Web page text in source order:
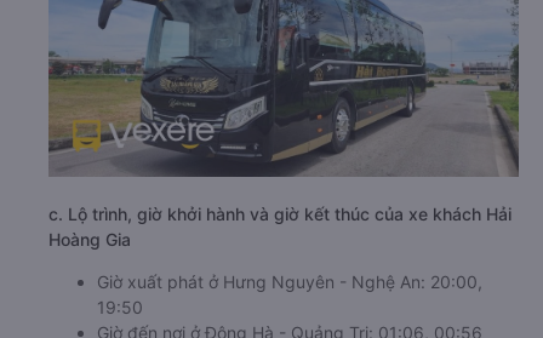
c. Lộ trình, giờ khởi hành và giờ kết thúc của xe khách Hải
Hoàng Gia